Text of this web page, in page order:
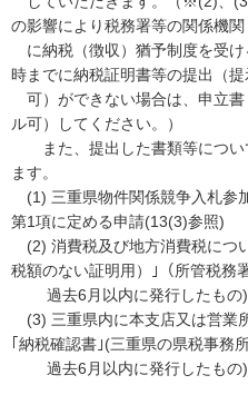
の影響により税務署等の関係機関
に納税（徴収）猶予制度を受
時までに納税証明書等の提出（提
可）ができない場合は、申立
ル可）してください。）
また、提出した書類等につい
ます。
(1) 三重県物件関係競争入札参
第1項に定める申請(13(3)参照)
(2) 消費税及び地方消費税につ
税額のない証明用）｣（所管税務
過去6月以内に発行したもの)
(3) 三重県内に本支店又は営業
｢納税確認書｣(三重県の県税事務
過去6月以内に発行したもの)